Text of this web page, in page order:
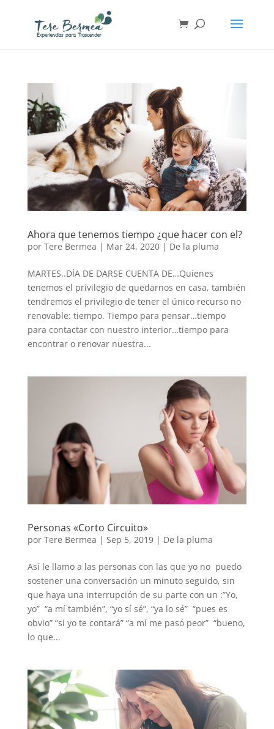
Ahora que tenemos tiempo ¿que hacer con el?
por Tere Bermea | Mar 24, 2020| De la pluma
MARTES..DÍA DE DARSE CUENTA DE…Quienes
tenemos el privilegio de quedarnos en casa, también
tendremos el privilegio de tener el único recurso no
renovable: tiempo. Tiempo para pensar…tiempo
para contactar con nuestro interior…tiempo para
encontrar o renovar nuestra...
Personas «Corto Circuito»
por Tere Bermea | Sep 5, 2019| De la pluma
Así le llamo a las personas con las que yo no puedo
sostener una conversación un minuto seguido, sin
que haya una interrupción de su parte con un :”Yo,
yo” “a mí también”, “yo sí sé”, “ya lo sé” “pues es
obvio” “si yo te contará” “a mí me pasó peor” “bueno,
lo que...